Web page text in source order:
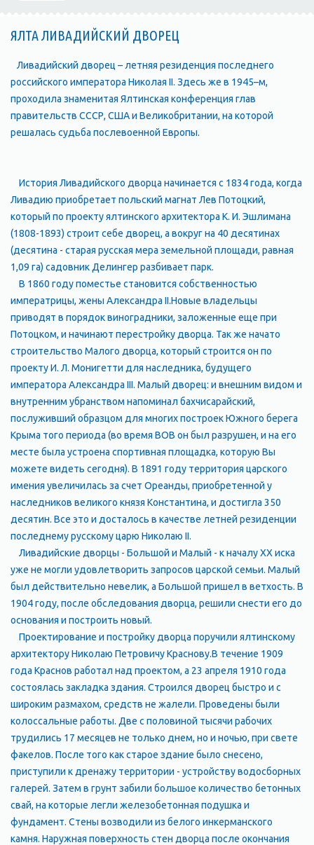
ЯЛТА ЛИВАДИЙСКИЙ ДВОРЕЦ
Ливадийский дворец – летняя резиденция последнего
российского императора Николая II. Здесь же в 1945–м,
проходила знаменитая Ялтинская конференция глав
правительств СССР, США и Великобритании, на которой
решалась судьба послевоенной Европы.
История Ливадийского дворца начинается с 1834 года, когда
Ливадию приобретает польский магнат Лев Потоцкий,
который по проекту ялтинского архитектора К. И. Эшлимана
(1808-1893) строит себе дворец, а вокруг на 40 десятинах
(десятина - старая русская мера земельной площади, равная
1,09 га) садовник Делингер разбивает парк.
В 1860 году поместье становится собственностью
императрицы, жены Александра II.Новые владельцы
приводят в порядок виноградники, заложенные еще при
Потоцком, и начинают перестройку дворца. Так же начато
строительство Малого дворца, который строится он по
проекту И. Л. Монигетти для наследника, будущего
императора Александра III. Малый дворец: и внешним видом и
внутренним убранством напоминал бахчисарайский,
послуживший образцом для многих построек Южного берега
Крыма того периода (во время ВОВ он был разрушен, и на его
месте была устроена спортивная площадка, которую Вы
можете видеть сегодня). В 1891 году территория царского
имения увеличилась за счет Ореанды, приобретенной у
наследников великого князя Константина, и достигла 350
десятин. Все это и досталось в качестве летней резиденции
последнему русскому царю Николаю II.
Ливадийские дворцы - Большой и Малый - к началу XX иска
уже не могли удовлетворить запросов царской семьи. Малый
был действительно невелик, а Большой пришел в ветхость. В
1904 году, после обследования дворца, решили снести его до
основания и построить новый.
Проектирование и постройку дворца поручили ялтинскому
архитектору Николаю Петровичу Краснову.В течение 1909
года Краснов работал над проектом, а 23 апреля 1910 года
состоялась закладка здания. Строился дворец быстро и с
широким размахом, средств не жалели. Проведены были
колоссальные работы. Две с половиной тысячи рабочих
трудились 17 месяцев не только днем, но и ночью, при свете
факелов. После того как старое здание было снесено,
приступили к дренажу территории - устройству водосборных
галерей. Затем в грунт забили большое количество бетонных
свай, на которые легли железобетонная подушка и
фундамент. Стены возводили из белого инкерманского
камня. Наружная поверхность стен дворца после окончания